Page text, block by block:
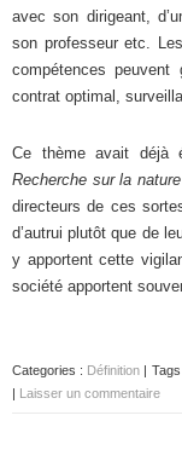
avec son dirigeant,
son professeur etc.
compétences
contrat optimal,
Ce thème avait déjà
Recherche sur la
directeurs de ces
d’autrui plutôt que de
y apportent cette
société apportent
Categories : Définition | Tags
| Laisser un commentaire